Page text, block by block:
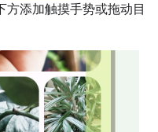
添加触摸手势或拖动目